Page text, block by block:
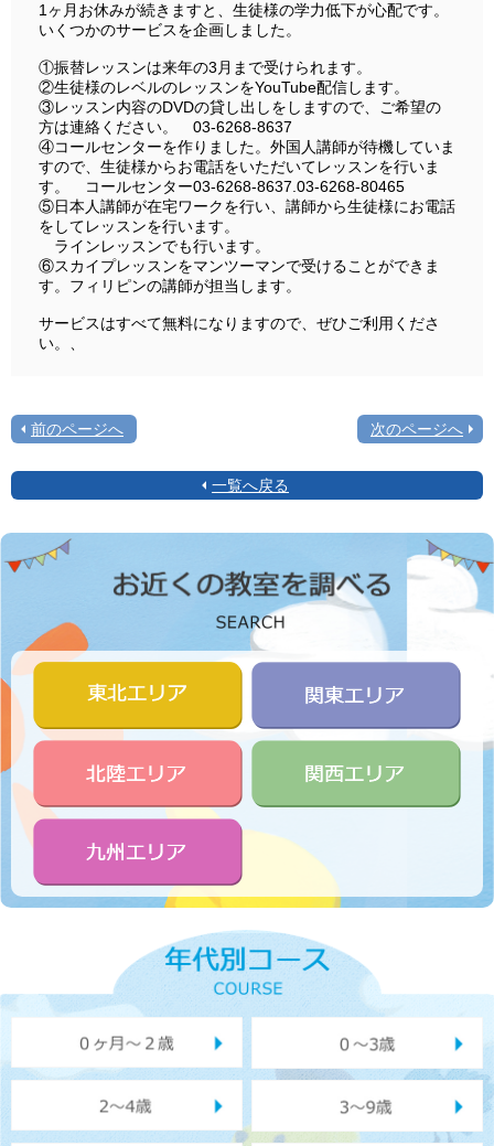
1ヶ月お休みが続きますと、生徒様の学力低下が心配です。
いくつかのサービスを企画しました。
①振替レッスンは来年の3月まで受けられます。
②生徒様のレベルのレッスンをYouTube配信します。
③レッスン内容のDVDの貸し出しをしますので、ご希望の
方は連絡ください。 03-6268-8637
④コールセンターを作りました。外国人講師が待機していま
すので、生徒様からお電話をいただいてレッスンを行いま
す。 コールセンター03-6268-8637.03-6268-80465
⑤日本人講師が在宅ワークを行い、講師から生徒様にお電話
をしてレッスンを行います。
ラインレッスンでも行います。
⑥スカイプレッスンをマンツーマンで受けることができま
す。フィリピンの講師が担当します。
サービスはすべて無料になりますので、ぜひご利用くださ
い。、
前のページへ 次のページへ
一覧へ戻る